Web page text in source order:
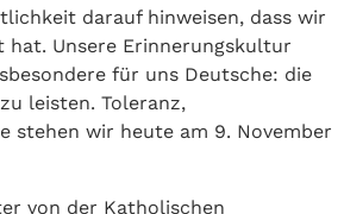
darauf hinweisen, dass wir
hat. Unsere Erinnerungskultur
für uns Deutsche: die
leisten. Toleranz,
stehen wir heute am 9. November
von der Katholischen